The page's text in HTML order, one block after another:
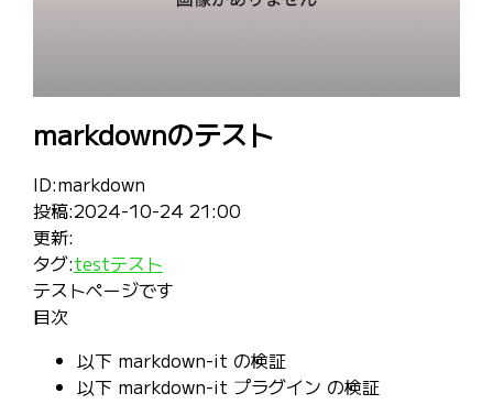
markdownのテスト
ID:markdown
投稿:2024-10-24 21:00
更新:
タグ:testテスト
テストページです
目次
以下 markdown-it の検証
以下 markdown-it プラグイン の検証